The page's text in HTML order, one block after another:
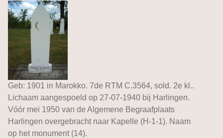
Geb: 1901 in Marokko. 7de RTM C.3564, sold. 2e kl..
Lichaam aangespoeld op 27-07-1940 bij Harlingen.
Vóór mei 1950 van de Algemene Begraafplaats
Harlingen overgebracht naar Kapelle (H-1-1). Naam
op het monument (14).